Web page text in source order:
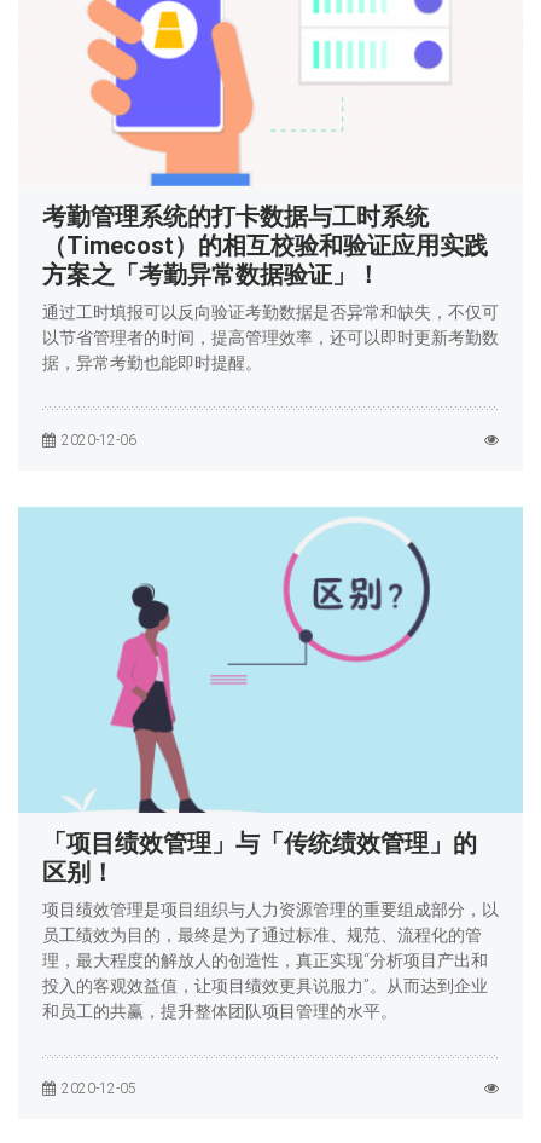
考勤管理系统的打卡数据与工时系统
（Timecost）的相互校验和验证应用实践
方案之「考勤异常数据验证」！
通过工时填报可以反向验证考勤数据是否异常和缺失，不仅可
以节省管理者的时间，提高管理效率，还可以即时更新考勤数
据，异常考勤也能即时提醒。
2020-12-06
「项目绩效管理」与「传统绩效管理」的
区别！
项目绩效管理是项目组织与人力资源管理的重要组成部分，以
员工绩效为目的，最终是为了通过标准、规范、流程化的管
理，最大程度的解放人的创造性，真正实现“分析项目产出和
投入的客观效益值，让项目绩效更具说服力”。从而达到企业
和员工的共赢，提升整体团队项目管理的水平。
2020-12-05